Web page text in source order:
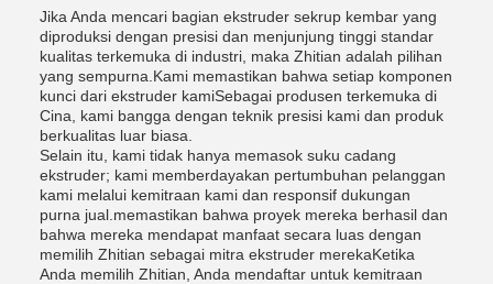
Jika Anda mencari bagian ekstruder sekrup kembar yang
diproduksi dengan presisi dan menjunjung tinggi standar
kualitas terkemuka di industri, maka Zhitian adalah pilihan
yang sempurna.Kami memastikan bahwa setiap komponen
kunci dari ekstruder kamiSebagai produsen terkemuka di
Cina, kami bangga dengan teknik presisi kami dan produk
berkualitas luar biasa.
Selain itu, kami tidak hanya memasok suku cadang
ekstruder; kami memberdayakan pertumbuhan pelanggan
kami melalui kemitraan kami dan responsif dukungan
purna jual.memastikan bahwa proyek mereka berhasil dan
bahwa mereka mendapat manfaat secara luas dengan
memilih Zhitian sebagai mitra ekstruder merekaKetika
Anda memilih Zhitian, Anda mendaftar untuk kemitraan